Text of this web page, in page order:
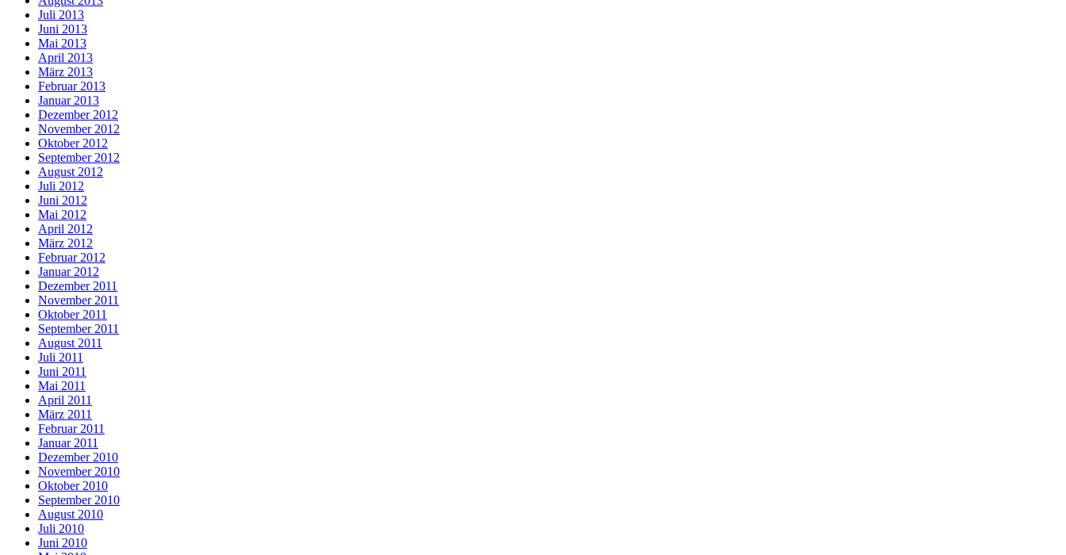
Juli 2013
Juni 2013
Mai 2013
April 2013
März 2013
Februar 2013
Januar 2013
Dezember 2012
November 2012
Oktober 2012
September 2012
August 2012
Juli 2012
Juni 2012
Mai 2012
April 2012
März 2012
Februar 2012
Januar 2012
Dezember 2011
November 2011
Oktober 2011
September 2011
August 2011
Juli 2011
Juni 2011
Mai 2011
April 2011
März 2011
Februar 2011
Januar 2011
Dezember 2010
November 2010
Oktober 2010
September 2010
August 2010
Juli 2010
Juni 2010